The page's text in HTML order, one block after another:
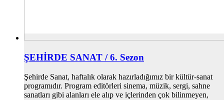
ŞEHİRDE SANAT / 6. Sezon
Şehirde Sanat, haftalık olarak hazırladığımız bir kültür-sanat
programıdır. Program editörleri sinema, müzik, sergi, sahne
sanatları gibi alanları ele alıp ve içlerinden çok bilinmeyen,